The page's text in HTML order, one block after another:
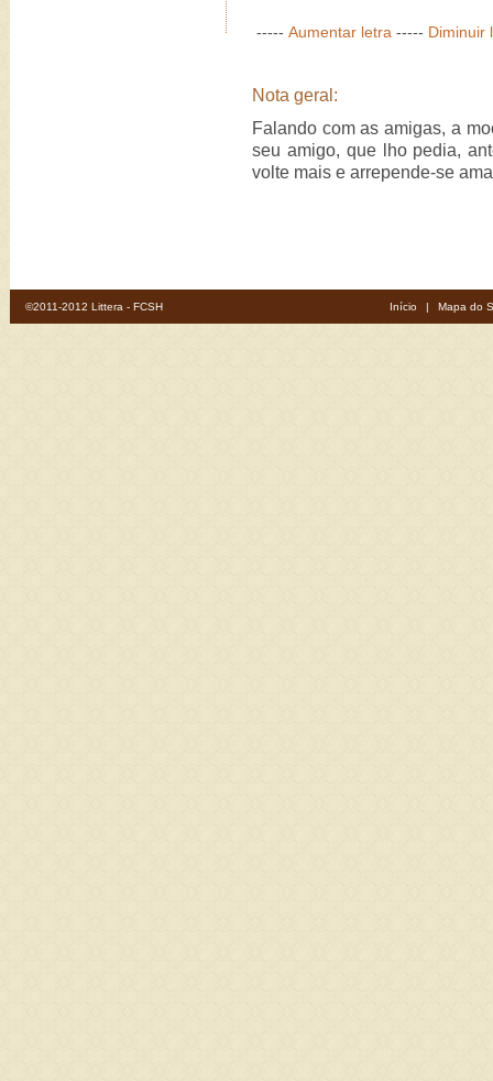
----- Aumentar letra ----- Diminuir
Nota geral:
Falando com as amigas, a
seu amigo, que lho pedia,
volte mais e arrepende-se
©2011-2012 Littera - FCSH Início | Mapa do